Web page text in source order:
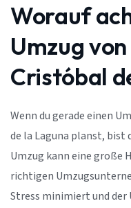
Worauf
Umzug
Cristóbal
Wenn du gerade einen
de la Laguna planst, bist
Umzug kann eine große
richtigen
Stress minimiert und der